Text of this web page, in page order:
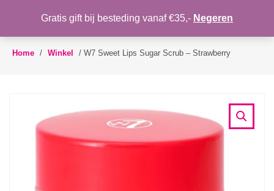
Toggle
WENSLIJST
Home / Winkel / W7 Sweet Lips Sugar Scrub – Strawberry
Gratis gift bij besteding vanaf €35,- Negeren